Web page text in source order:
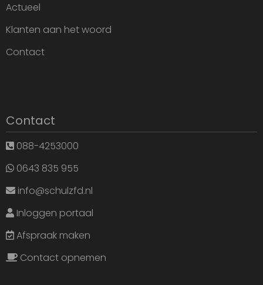
Actueel
Klanten aan het woord
Contact
Contact
088-4253000
0643 835 955
info@schulzfd.nl
Inloggen portaal
Afspraak maken
Contact opnemen